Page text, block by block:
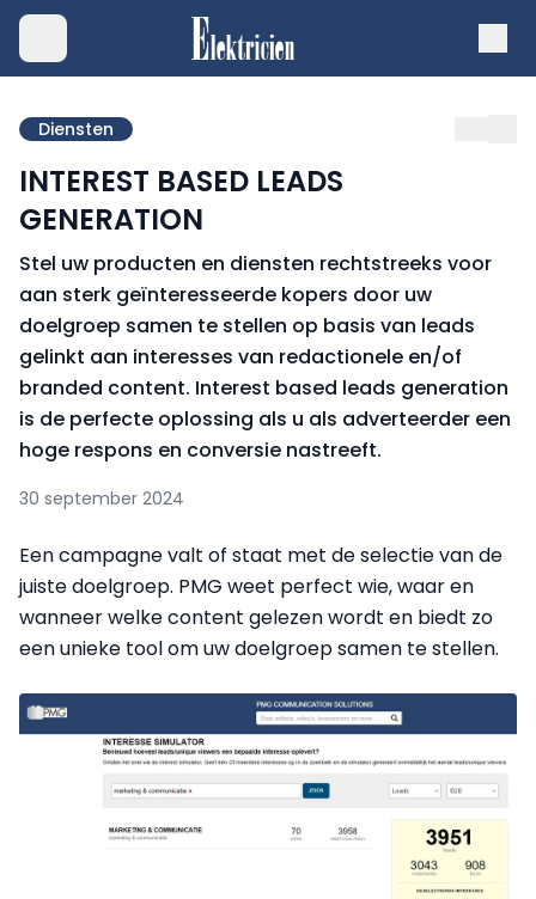
Diensten
INTEREST BASED LEADS
GENERATION
Stel uw producten en diensten rechtstreeks voor
aan sterk geïnteresseerde kopers door uw
doelgroep samen te stellen op basis van leads
gelinkt aan interesses van redactionele en/of
branded content. Interest based leads generation
is de perfecte oplossing als u als adverteerder een
hoge respons en conversie nastreeft.
30 september 2024
Een campagne valt of staat met de selectie van de
juiste doelgroep. PMG weet perfect wie, waar en
wanneer welke content gelezen wordt en biedt zo
een unieke tool om uw doelgroep samen te stellen.